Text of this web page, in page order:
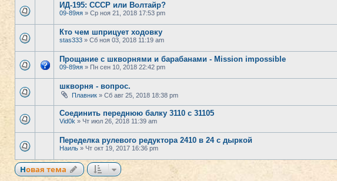
ИД-195: СССР или Волтайр?
09-89яя » Ср ноя 21, 2018 17:53 pm
Кто чем шприцует ходовку
stas333 » Сб ноя 03, 2018 11:19 am
Прощание с шкворнями и барабанами - Mission impossible
09-89яя » Пн сен 10, 2018 22:42 pm
шкворня - вопрос.
Плавник » Сб авг 25, 2018 18:38 pm
Соединить переднюю балку 3110 с 31105
Vid0k » Чт июл 26, 2018 11:39 am
Переделка рулевого редуктора 2410 в 24 с дыркой
Наиль » Чт окт 19, 2017 16:36 pm
Новая тема